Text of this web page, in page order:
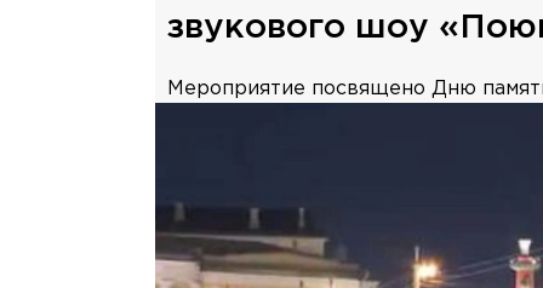
звукового шоу
Мероприятие посвящено Дню